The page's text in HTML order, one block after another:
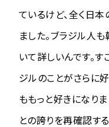
ているけど、全く日
ました。ブラジル人
いて詳しいんです。す
ジルのことがさらに
ももっと好きになり
との誇りを再確認す